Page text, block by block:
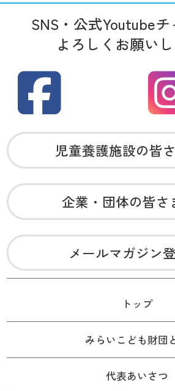
SNS・公式Youtube
よろしくお願いし
児童養護施設の皆
企業・団体の皆さ
メールマガジン
トップ
みらいこども財団
代表あいさつ